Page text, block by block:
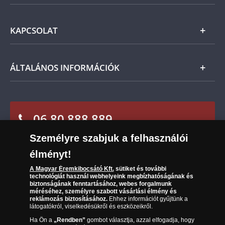
várakozásait, a vonatkozó jogszabályok szerint Önt
számított 14 napon belül visszaküldheti, ekkor annak árát
visszatérítjük.
Magyar
KAPCSOLAT
Ügyfélszolgálat
Leiratkozás a hírlevélről
ÁLTALÁNOS INFORMÁCIÓK
Sütik (cookies) használata
Süti (cookies)Beállítások
Társaságunkról
Az érmék és érmek ára és értéke
Gyakran ismételt kérdések
Adatkezelés
06 80 888 889
(díjmentesen hívható hétfőtől csütörtökig 9.00 és 17.00
óra között, péntekenként 9.00 és 15.00 óra között)
Személyre szabjuk a felhasználói
élményt!
A Magyar Éremkibocsátó Kft.sütiket és további
technológiát használ webhelyeink megbízhatóságának és
biztonságának fenntartásához, webes forgalmunk
méréséhez, személyre szabott vásárlási élmény és
reklámozás biztosításához.Ehhez információt gyűjtünk a
látogatókról, viselkedésükről és eszközeikről.
Ha Ön a „Rendben”gombot választja, azzal elfogadja, hogy